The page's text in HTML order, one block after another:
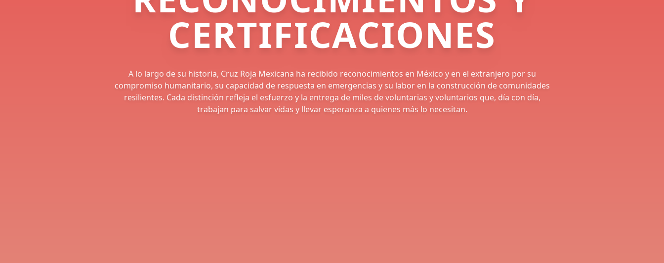
CERTIFICACIONES
A lo largo de su historia, Cruz Roja Mexicana ha recibido reconocimientos en México y en el extranjero por su
compromiso humanitario, su capacidad de respuesta en emergencias y su labor en la construcción de comunidades
resilientes. Cada distinción refleja el esfuerzo y la entrega de miles de voluntarias y voluntarios que, día con día,
trabajan para salvar vidas y llevar esperanza a quienes más lo necesitan.